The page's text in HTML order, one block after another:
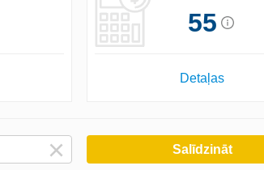
55
Detaļas
Salīdzināt